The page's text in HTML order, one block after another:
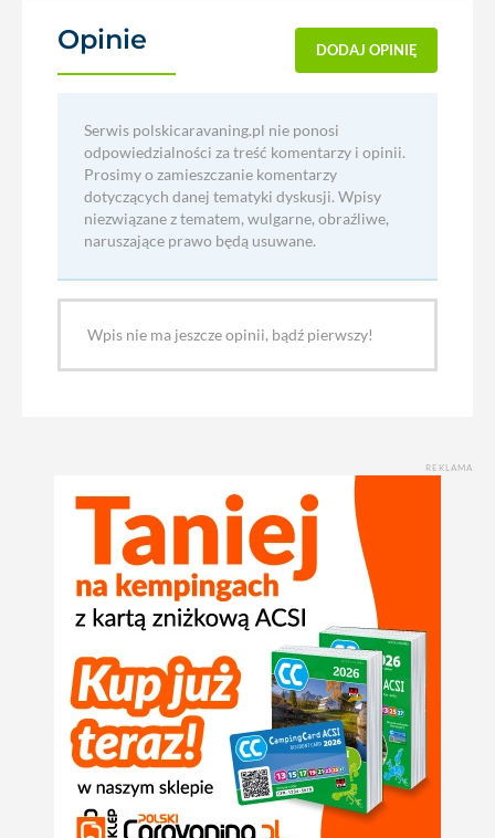
Opinie DODAJ OPINIĘ
Serwis polskicaravaning.pl nie ponosi
odpowiedzialności za treść komentarzy i opinii.
Prosimy o zamieszczanie komentarzy
dotyczących danej tematyki dyskusji. Wpisy
niezwiązane z tematem, wulgarne, obraźliwe,
naruszające prawo będą usuwane.
Wpis nie ma jeszcze opinii, bądź pierwszy!
REKLAMA